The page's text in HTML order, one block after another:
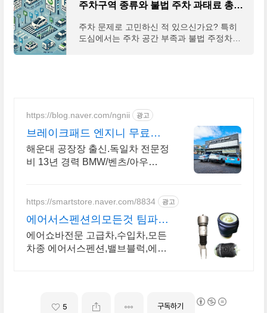
주차구역 종류와 불법 주차 과태료 총정리: 알아두면 유용한 주차 규정
주차 문제로 고민하신 적 있으신가요? 특히
도심에서는 주차 공간 부족과 불법 주정차로
https://blog.naver.com/ngnii 광고
브레이크패드 엔지니 무료점
검
해운대 공장장 출신.독일차 전문정
비 13년 경력 BMW/벤츠/아우
https://smartstore.naver.com/8834 광고
에어서스펜션의모든것 팀파츠
몰 모든재생쇼바 전문 팀파츠
몰
에어쇼바전문 고급차,수입차,모든
차종 에어서스펜션,밸브블럭,에어
5 구독하기